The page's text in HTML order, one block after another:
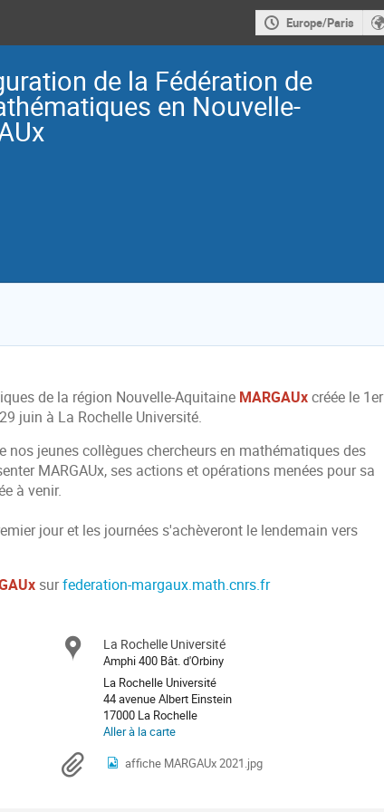
Europe/Paris
de la Fédération de
en Nouvelle-
de la région Nouvelle-Aquitaine MARGAUxcréée le 1er
juin à La Rochelle Université.
nos jeunes collègues chercheurs en mathématiques des
MARGAUx, ses actions et opérations menées pour sa
à venir.
jour et les journées s'achèveront le lendemain vers
surfederation-margaux.math.cnrs.fr
Site
La Rochelle Université
Amphi 400 Bât. d'Orbiny
La Rochelle Université
44 avenue Albert Einstein
17000 La Rochelle
Aller à la carte
Documents
affiche MARGAUx 2021.jpg